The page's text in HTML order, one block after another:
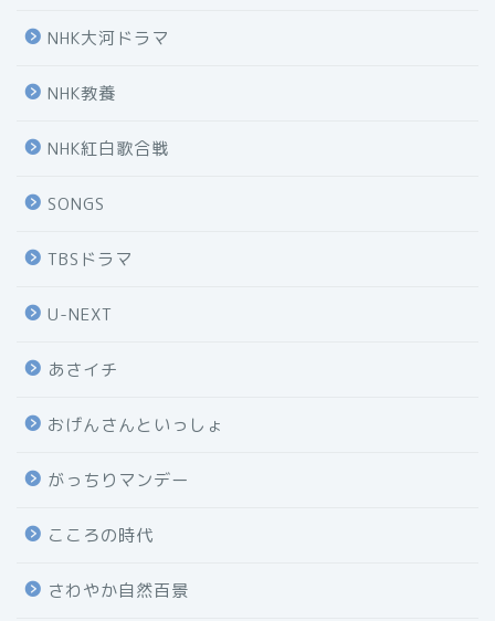
NHK大河ドラマ
NHK教養
NHK紅白歌合戦
SONGS
TBSドラマ
U-NEXT
あさイチ
おげんさんといっしょ
がっちりマンデー
こころの時代
さわやか自然百景